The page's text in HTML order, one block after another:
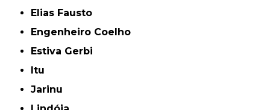
Elias Fausto
Engenheiro Coelho
Estiva Gerbi
Itu
Jarinu